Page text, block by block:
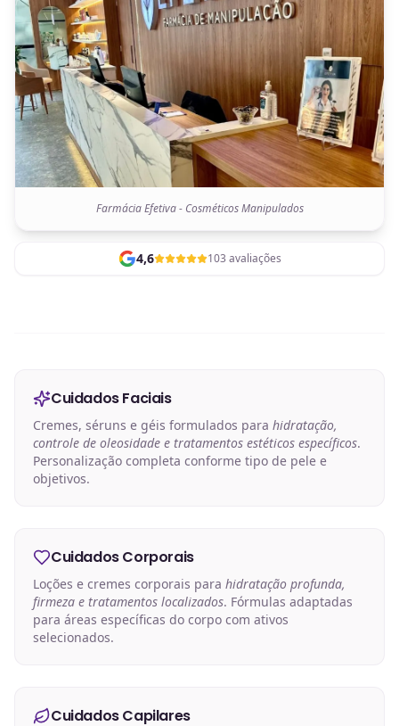
Farmácia Efetiva - Cosméticos Manipulados
4,6 103 avaliações
Cuidados Faciais
Cremes, séruns e géis formulados para hidratação,
controle de oleosidade e tratamentos estéticos específicos.
Personalização completa conforme tipo de pele e
objetivos.
Cuidados Corporais
Loções e cremes corporais para hidratação profunda,
firmeza e tratamentos localizados. Fórmulas adaptadas
para áreas específicas do corpo com ativos
selecionados.
Cuidados Capilares